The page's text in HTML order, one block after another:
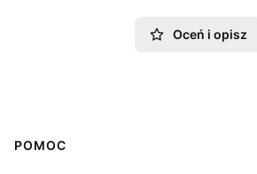
Oceń i opisz
Linki w stopce
POMOC